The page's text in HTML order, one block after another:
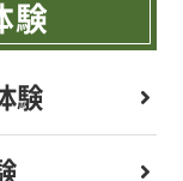
験
験